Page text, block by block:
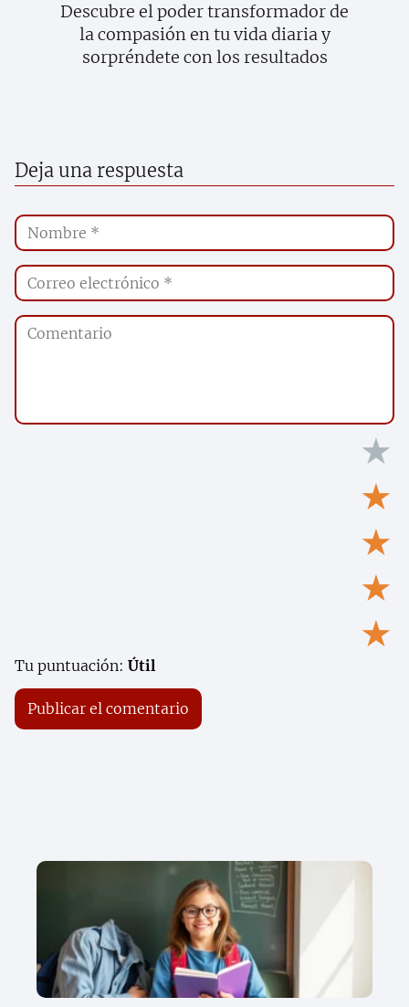
Descubre el poder transformador de
la compasión en tu vida diaria y
sorpréndete con los resultados
Deja una respuesta
★
★
★
★
★
Tu puntuación: Útil